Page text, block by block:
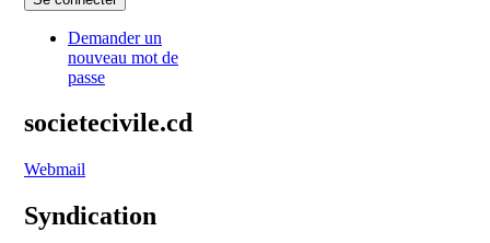
Demander un
nouveau mot de
passe
societecivile.cd
Webmail
Syndication